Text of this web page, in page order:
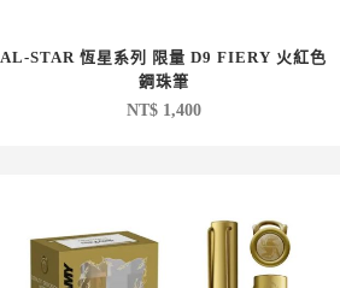
AL-STAR 恆星系列 限量 D9 FIERY 火紅色
鋼珠筆
NT$1,400